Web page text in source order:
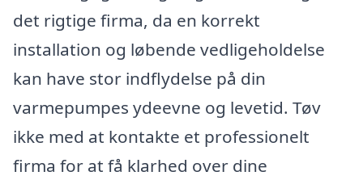
det rigtige firma, da en korrekt
installation og løbende vedligeholdelse
kan have stor indflydelse på din
varmepumpes ydeevne og levetid. Tøv
ikke med at kontakte et professionelt
firma for at få klarhed over dine